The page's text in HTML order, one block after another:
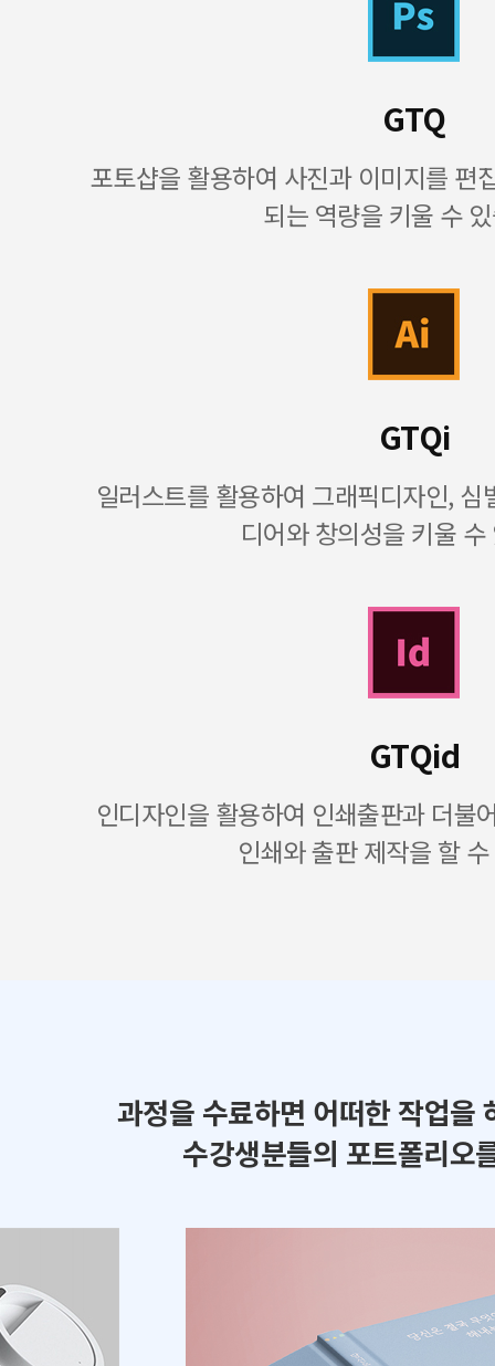
GTQ
포토샵을 활용하여 사진과 이미지를 편
되는 역량을 키울 수
GTQi
일러스트를 활용하여 그래픽디자인,
디어와 창의성을 키울 수
GTQid
인디자인을 활용하여 인쇄출판과 더불
인쇄와 출판 제작을 할
과정을 수료하면 어떠한 작업을
수강생분들의 포트폴리오